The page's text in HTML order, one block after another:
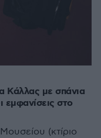
Κάλλας με σπάνια
εμφανίσεις στο
(κτίριο